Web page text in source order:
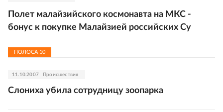
Полет малайзийского космонавта на МКС -
бонус к покупке Малайзией российских Су
ПОЛОСА 10
11.10.2007 Происшествия
Слониха убила сотрудницу зоопарка